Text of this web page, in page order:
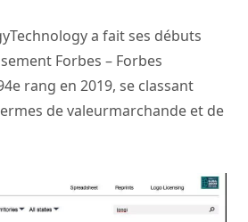
a fait ses débuts
Forbes – Forbes
rang en 2019, se classant
de valeurmarchande et de